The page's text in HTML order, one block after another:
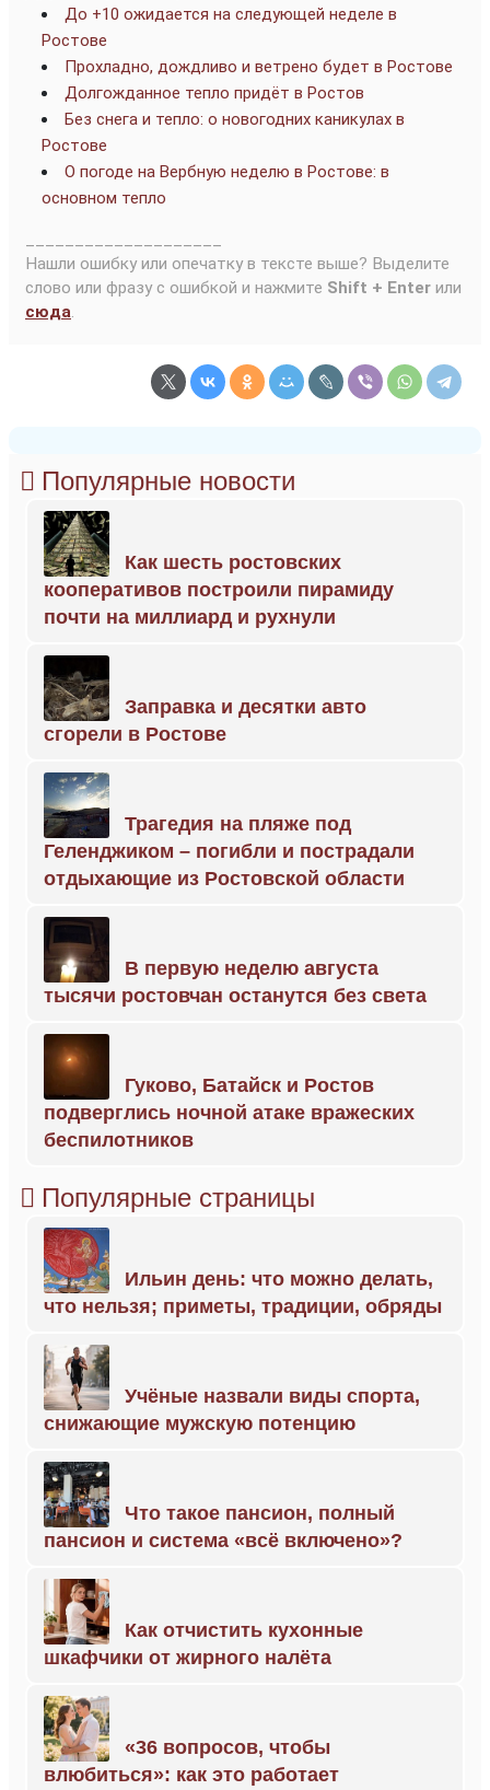
До +10 ожидается на следующей неделе в
Ростове
Прохладно, дождливо и ветрено будет в Ростове
Долгожданное тепло придёт в Ростов
Без снега и тепло: о новогодних каникулах в
Ростове
О погоде на Вербную неделю в Ростове: в
основном тепло
Нашли ошибку или опечатку в тексте выше? Выделите
слово или фразу с ошибкой и нажмите Shift + Enter или
сюда.
Популярные новости
Как шесть ростовских
кооперативов построили пирамиду
почти на миллиард и рухнули
Заправка и десятки авто
сгорели в Ростове
Трагедия на пляже под
Геленджиком – погибли и пострадали
отдыхающие из Ростовской области
В первую неделю августа
тысячи ростовчан останутся без света
Гуково, Батайск и Ростов
подверглись ночной атаке вражеских
беспилотников
Популярные страницы
Ильин день: что можно делать,
что нельзя; приметы, традиции, обряды
Учёные назвали виды спорта,
снижающие мужскую потенцию
Что такое пансион, полный
пансион и система «всё включено»?
Как отчистить кухонные
шкафчики от жирного налёта
«36 вопросов, чтобы
влюбиться»: как это работает